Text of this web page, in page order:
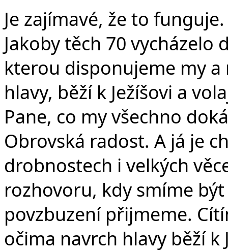
Je zajímavé, že to
Jakoby těch 70 vycházelo
kterou disponujeme my
hlavy, běží k Ježíšovi a
Pane, co my všechno
Obrovská radost. A já je
drobnostech i velkých
rozhovoru, kdy smíme
povzbuzení přijmeme.
očima navrch hlavy běží k